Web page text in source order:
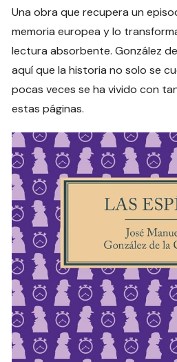
Una obra que recupera un
memoria europea y lo
lectura absorbente. González
aquí que la historia no solo se
pocas veces se ha vivido con
estas páginas.